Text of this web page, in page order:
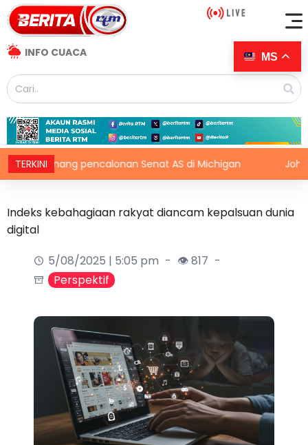
INFO CUACA
TERKINI
pencalonan Senat AS di Michigan Johor laksana
Indeks kebahagiaan rakyat diancam kepalsuan dunia
digital
5/08/2025 | 5:05 pm
👁 817
Perspektif
MS